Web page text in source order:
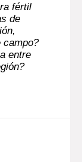
Lima
fértil
de
campo?
entre